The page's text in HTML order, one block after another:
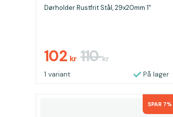
Dørholder Rustfrit Stål, 29x20mm 1"
102 kr 110kr
1 variant På lager
SPAR 7%